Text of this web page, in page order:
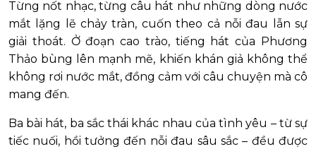
Từng nốt nhạc, từng câu hát như những dòng nước
mắt lặng lẽ chảy tràn, cuốn theo cả nỗi đau lẫn sự
giải thoát. Ở đoạn cao trào, tiếng hát của Phương
Thảo bùng lên mạnh mẽ, khiến khán giả không thể
không rơi nước mắt, đồng cảm với câu chuyện mà cô
mang đến.
Ba bài hát, ba sắc thái khác nhau của tình yêu – từ sự
tiếc nuối, hồi tưởng đến nỗi đau sâu sắc – đều được